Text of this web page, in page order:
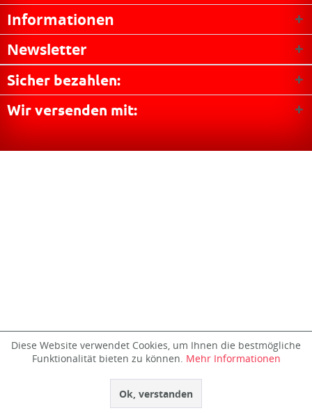
Informationen
Newsletter
Sicher bezahlen:
Wir versenden mit:
Diese Website verwendet Cookies, um Ihnen die bestmögliche
Funktionalität bieten zu können. Mehr Informationen
Ok, verstanden